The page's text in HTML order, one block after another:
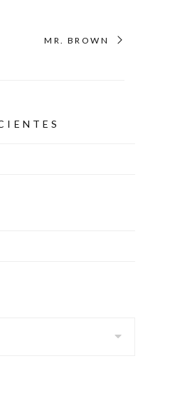
MR. BROWN